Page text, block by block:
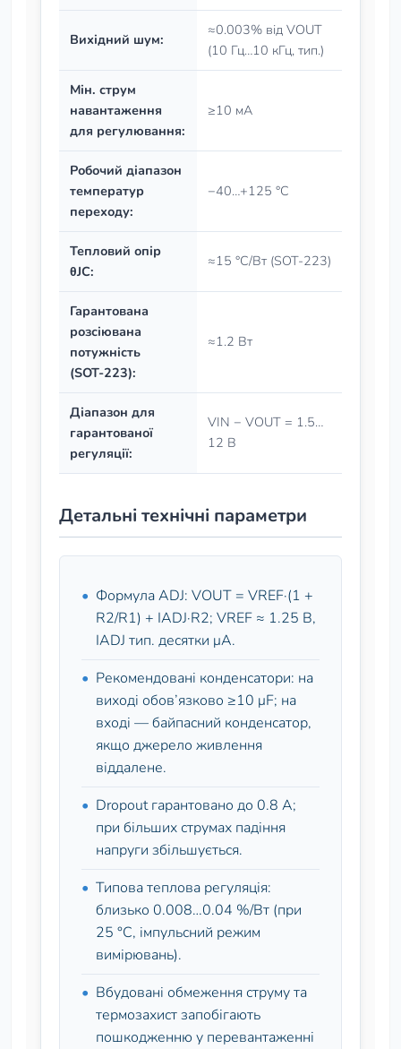
Вихідний шум:
≈0.003% від VOUT
(10 Гц…10 кГц, тип.)
Мін. струм
навантаження
для регулювання:
≥10 мА
Робочий діапазон
температур
переходу:
−40…+125 °C
Тепловий опір
θJC:
≈15 °C/Вт (SOT‑223)
Гарантована
розсіювана
потужність
(SOT‑223):
≈1.2 Вт
Діапазон для
гарантованої
регуляції:
VIN − VOUT = 1.5…
12 В
Детальні технічні параметри
Формула ADJ: VOUT = VREF·(1 +
R2/R1) + IADJ·R2; VREF ≈ 1.25 В,
IADJ тип. десятки μA.
Рекомендовані конденсатори: на
виході обов’язково ≥10 μF; на
вході — байпасний конденсатор,
якщо джерело живлення
віддалене.
Dropout гарантовано до 0.8 А;
при більших струмах падіння
напруги збільшується.
Типова теплова регуляція:
близько 0.008…0.04 %/Вт (при
25 °C, імпульсний режим
вимірювань).
Вбудовані обмеження струму та
термозахист запобігають
пошкодженню у перевантаженні